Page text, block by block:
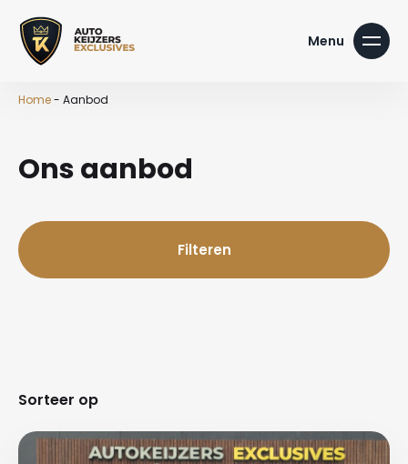
Home- Aanbod
Ons aanbod
Filteren
Sorteer op